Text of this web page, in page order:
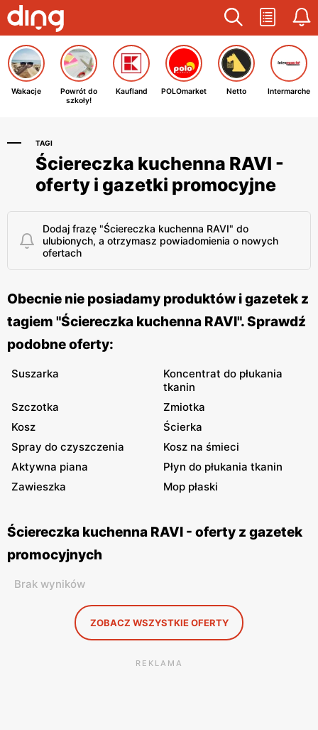
Wakacje
Powrót do
szkoły!
Kaufland POLOmarket Netto Intermarche
TAGI
Ściereczka kuchenna RAVI -
oferty i gazetki promocyjne
Dodaj frazę "Ściereczka kuchenna RAVI" do
ulubionych, a otrzymasz powiadomienia o nowych
ofertach
Obecnie nie posiadamy produktów i gazetek z
tagiem "Ściereczka kuchenna RAVI". Sprawdź
podobne oferty:
Suszarka
Koncentrat do płukania
tkanin
Szczotka
Zmiotka
Kosz
Ścierka
Spray do czyszczenia
Kosz na śmieci
Aktywna piana
Płyn do płukania tkanin
Zawieszka
Mop płaski
Ściereczka kuchenna RAVI - oferty z gazetek
promocyjnych
Brak wyników
ZOBACZ WSZYSTKIE OFERTY
REKLAMA